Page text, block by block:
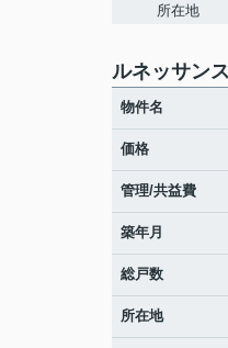
所在地
ルネッサン
物件名
価格
管理/共益費
築年月
総戸数
所在地